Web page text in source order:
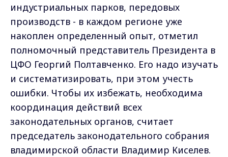
индустриальных парков, передовых
производств - в каждом регионе уже
накоплен определенный опыт, отметил
полномочный представитель Президента в
ЦФО Георгий Полтавченко. Его надо изучать
и систематизировать, при этом учесть
ошибки. Чтобы их избежать, необходима
координация действий всех
законодательных органов, считает
председатель законодательного собрания
владимирской области Владимир Киселев.